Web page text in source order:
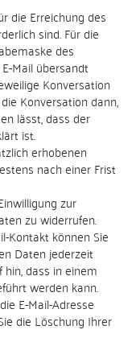
die Erreichung des
sind. Für die
des
Mail übersandt
Konversation
Konversation dann,
lässt, dass der
ist.
erhobenen
nach einer Frist
zur
zu widerrufen.
Kontakt können Sie
Daten jederzeit
dass in einem
werden kann.
E-Mail-Adresse
die Löschung Ihrer